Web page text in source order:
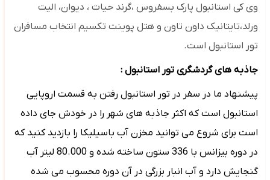
وی کی استانبول پارک بسفروس ،گرند حیات ، دیوان، الیت
ورلد،تایتانیک داون تاون و هتل پوینت تکسیم انتخاب مسافران
تور استانبول است.
جاذبه های گردشگری تور استانبول :
پیشنهاد ما در سفر در تور استانبول رفتن به قسمت اروپایی
استانبول است که اکثر جاذبه های شهر را در خودش جای داده
است برای شروع می توانید مخزن آب باسیلیکا را بازدید کنید که
در دوره بیزانس با 336 ستون ساخته شده و 80.000 لیتر آب
گنجایش دارد و آب انبار بزرگی در آن دوره محسوب می شده